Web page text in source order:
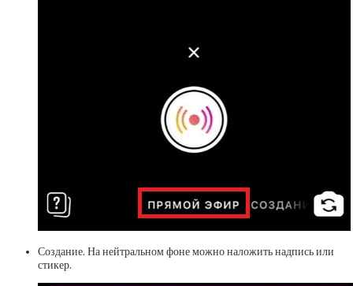
Создание. На нейтральном фоне можно наложить надпись или
стикер.